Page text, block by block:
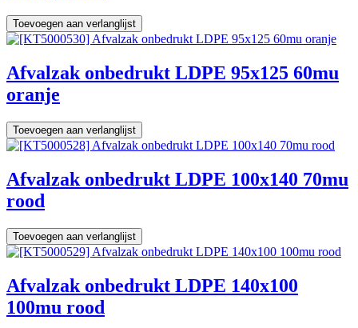
Toevoegen aan verlanglijst
Afvalzak onbedrukt LDPE 95x125 60mu
oranje
Toevoegen aan verlanglijst
Afvalzak onbedrukt LDPE 100x140 70mu
rood
Toevoegen aan verlanglijst
Afvalzak onbedrukt LDPE 140x100
100mu rood